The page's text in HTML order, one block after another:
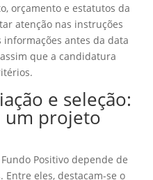
orçamento e estatutos da
atenção nas instruções
antes da data
que a candidatura
e seleção:
um projeto
Positivo depende de
eles, destacam-se o